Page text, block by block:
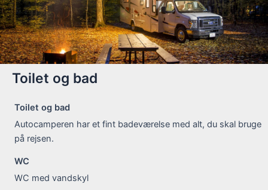
Toilet og bad
Toilet og bad
Autocamperen har et fint badeværelse med alt, du skal bruge
på rejsen.
WC
WC med vandskyl